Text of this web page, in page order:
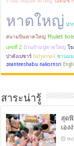
หาดใหญ่ ปา
สนามบินหาดใหญ่ Phuket
เลขที่ 2 บ้านก้ามปูหาดใหญ่ โ
ปาดังเบซาร์ hatyainail ชานม
zeanteeshabu nakornsri
สาระน่ารู้
สุด
เอง
พ